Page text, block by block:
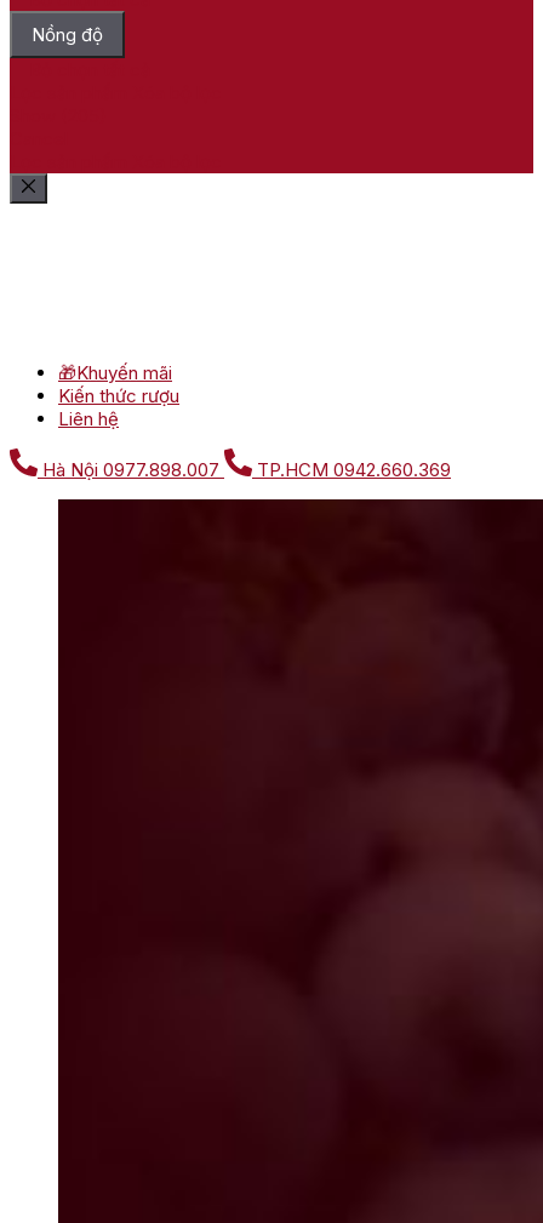
Nồng độ
🎁Khuyến mãi
Kiến thức rượu
Liên hệ
Hà Nội 0977.898.007 TP.HCM 0942.660.369